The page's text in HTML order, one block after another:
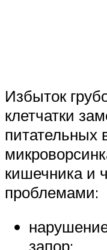
Избыток
клетчатки
питательных
кишечника и
проблемами:
запор;